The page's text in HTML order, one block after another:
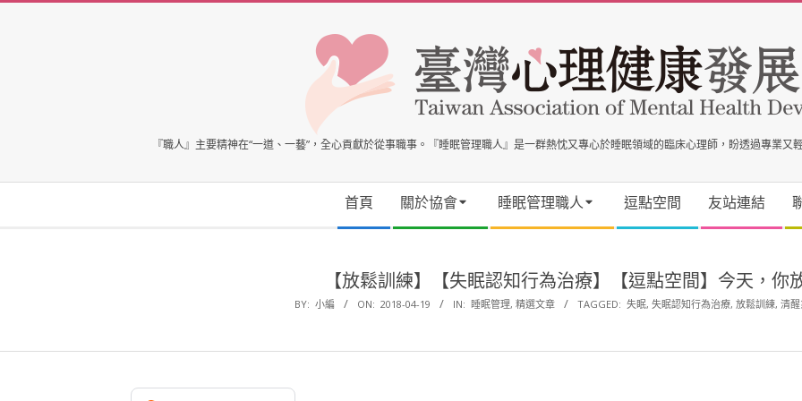
臺
灣
健
『職人』主要精神在“一道、一藝”，全心貢獻於從事職事。『睡眠管理職人』是一群熱忱又專心於睡眠領域的臨床心理師，盼透過專業
首頁 關於協會 睡眠管理職人 逗點空間 友站連結
【放鬆訓練】【失眠認知行為治療】【逗點空間】今天，你
BY: 小編 ON: 2018-04-19 IN: 睡眠管理, 精選文章 TAGGED: 失眠, 失眠認知行為治療, 放鬆訓練, 清